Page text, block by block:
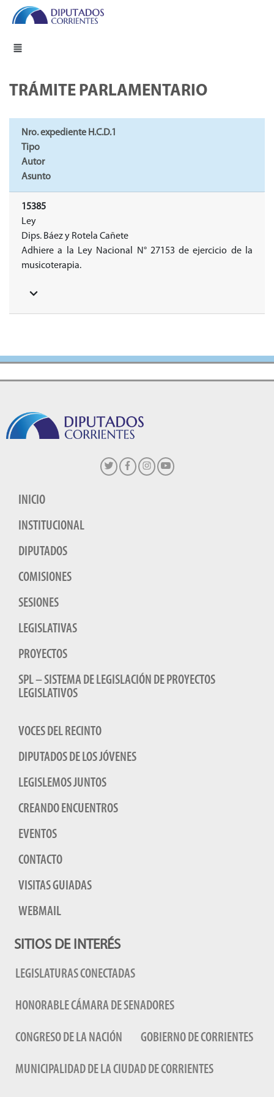
TRÁMITE PARLAMENTARIO
Nro. expediente H.C.D.1
Tipo
Autor
Asunto
15385
Ley
Dips. Báez y Rotela Cañete
Adhiere a la Ley Nacional N° 27153 de ejercicio de la
musicoterapia.
INICIO
INSTITUCIONAL
DIPUTADOS
COMISIONES
SESIONES
LEGISLATIVAS
PROYECTOS
SPL – SISTEMA DE LEGISLACIÓN DE PROYECTOS
LEGISLATIVOS
VOCES DEL RECINTO
DIPUTADOS DE LOS JÓVENES
LEGISLEMOS JUNTOS
CREANDO ENCUENTROS
EVENTOS
CONTACTO
VISITAS GUIADAS
WEBMAIL
SITIOS DE INTERÉS
LEGISLATURAS CONECTADAS
HONORABLE CÁMARA DE SENADORES
CONGRESO DE LA NACIÓN GOBIERNO DE CORRIENTES
MUNICIPALIDAD DE LA CIUDAD DE CORRIENTES